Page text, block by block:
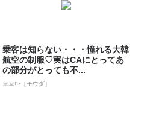
乗客は知らない・・・憧れる大韓
航空の制服♡実はCAにとってあ
の部分がとっても不...
모으다［モウダ］